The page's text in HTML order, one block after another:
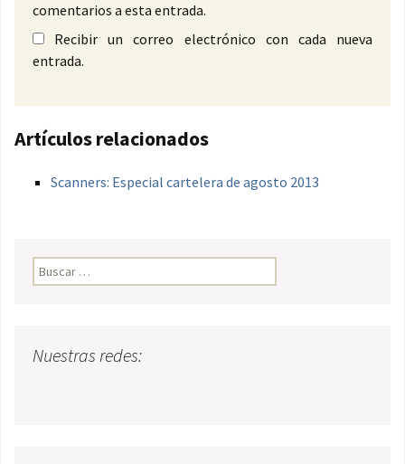
comentarios a esta entrada.
Recibir un correo electrónico con cada nueva
entrada.
Artículos relacionados
Scanners: Especial cartelera de agosto 2013
Buscar:
Nuestras redes: